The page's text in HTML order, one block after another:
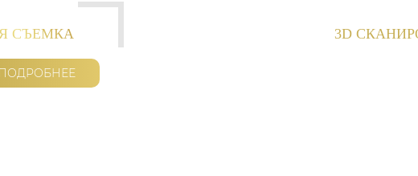
СЪЕМКА 3D